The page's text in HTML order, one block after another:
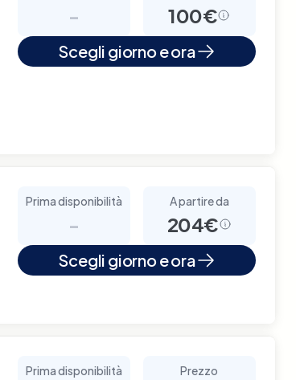
- 100€
Scegli giorno e ora
Prima disponibilità
-
A partire da
204€
Scegli giorno e ora
Prima disponibilità Prezzo